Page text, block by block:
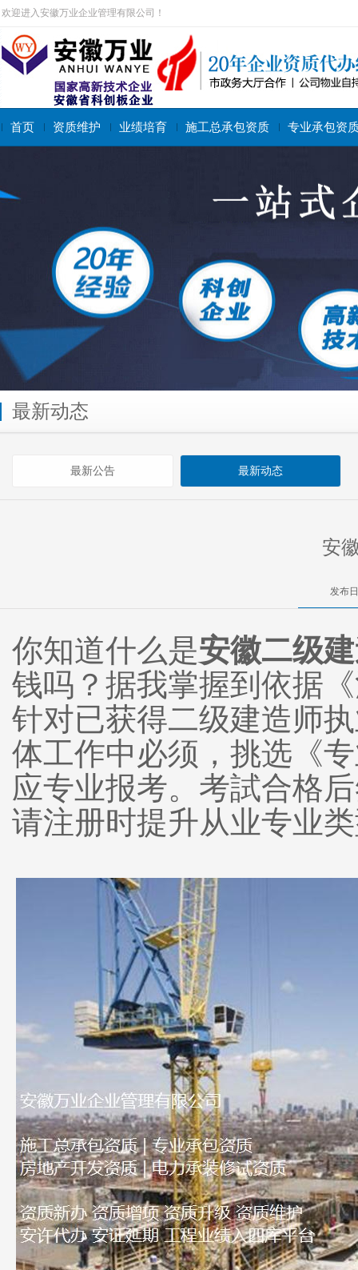
欢迎进入安徽万业企业管理有限公司！
首页 资质维护 业绩培育 施工总承包资质 专业承包资
搜索关键字： 施工总承包资质 专业承包资质 施工劳务资质
最新动态
最新公告 最新动态
安
发布
你知道什么是安徽二级
钱吗？据我掌握到依据
针对已获得二级建造师
体工作中必须，挑选《
应专业报考。考試合格
请注册时提升从业专业